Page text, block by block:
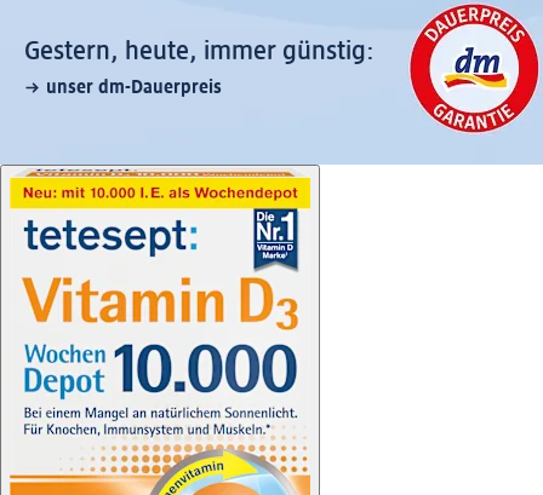
Gestern, heute, immer günstig:
unser dm-Dauerpreis